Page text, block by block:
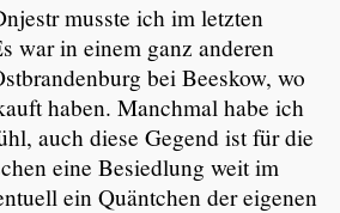
musste ich im letzten
war in einem ganz anderen
bei Beeskow, wo
haben. Manchmal habe ich
auch diese Gegend ist für die
eine Besied­lung weit im
ein Quäntchen der eigenen